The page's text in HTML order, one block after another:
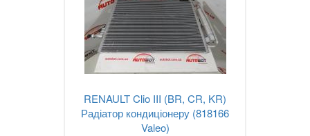
RENAULT Clio III (BR, CR, KR)
Радіатор кондиціонеру (818166
Valeo)